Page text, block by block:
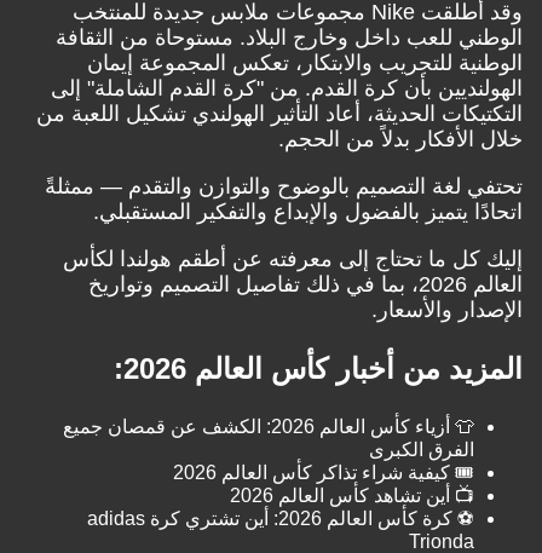
وقد أطلقت Nike مجموعات ملابس جديدة للمنتخب
الوطني للعب داخل وخارج البلاد. مستوحاة من الثقافة
الوطنية للتجريب والابتكار، تعكس المجموعة إيمان
الهولنديين بأن كرة القدم. من "كرة القدم الشاملة" إلى
التكتيكات الحديثة، أعاد التأثير الهولندي تشكيل اللعبة من
خلال الأفكار بدلاً من الحجم.
تحتفي لغة التصميم بالوضوح والتوازن والتقدم — ممثلةً
اتحادًا يتميز بالفضول والإبداع والتفكير المستقبلي.
إليك كل ما تحتاج إلى معرفته عن أطقم هولندا لكأس
العالم 2026، بما في ذلك تفاصيل التصميم وتواريخ
الإصدار والأسعار.
المزيد من أخبار كأس العالم 2026:
👕 أزياء كأس العالم 2026: الكشف عن قمصان جميع
الفرق الكبرى
🎟️ كيفية شراء تذاكر كأس العالم 2026
📺 أين تشاهد كأس العالم 2026
⚽️ كرة كأس العالم 2026: أين تشتري كرة adidas
Trionda